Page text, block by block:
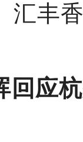
汇丰
回应